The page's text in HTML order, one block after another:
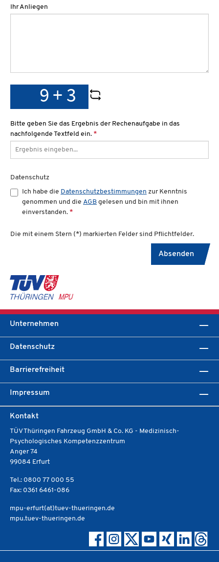
Ihr Anliegen
Bitte geben Sie das Ergebnis der Rechenaufgabe in das
nachfolgende Textfeld ein. *
Datenschutz
Ich habe die Datenschutzbestimmungen zur Kenntnis
genommen und die AGB gelesen und bin mit ihnen
einverstanden. *
Die mit einem Stern (*) markierten Felder sind Pflichtfelder.
Absenden
Unternehmen
Datenschutz
Barrierefreiheit
Impressum
Kontakt
TÜV Thüringen Fahrzeug GmbH & Co. KG - Medizinisch-
Psychologisches Kompetenzzentrum
Anger 74
99084 Erfurt
Tel.: 0800 77 000 55
Fax: 0361 6461-086
mpu-erfurt(at)tuev-thueringen.de
mpu.tuev-thueringen.de